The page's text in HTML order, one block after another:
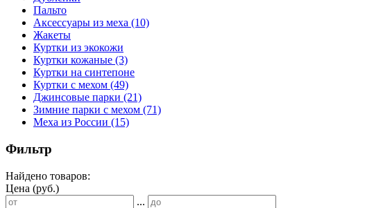
Пальто
Аксессуары из меха (10)
Жакеты
Куртки из экокожи
Куртки кожаные (3)
Куртки на синтепоне
Куртки с мехом (49)
Джинсовые парки (21)
Зимние парки с мехом (71)
Меха из России (15)
Фильтр
Найдено товаров:
Цена (руб.)
...